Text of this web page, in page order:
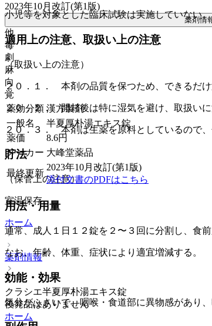
小児等を対象とした臨床試験は実施していない。
適用上の注意、取扱い上の注意
（取扱い上の注意）
２０．１． 本剤の品質を保つため、できるだ
２０．２． 開封後は特に湿気を避け、取扱いに
２０．３． 本剤は生薬を原料としているので、
貯法
（保管上の注意）
室温保存。
ホーム
薬剤情報
クラシエ半夏厚朴湯エキス錠
後発品はありません
ホーム
2023年10月改訂(第1版)
薬剤情
他
毒
劇
麻
向
覚
薬効分類 漢方製剤
一般名
半夏厚朴湯エキス錠
薬価
8.6円
メーカー 大峰堂薬品
最終更新
2023年10月改訂(第1版)
添付文書のPDFはこちら
用法・用量
通常、成人１日１２錠を２〜３回に分割し、食
なお、年齢、体重、症状により適宜増減する。
効能・効果
気分がふさいで、咽喉・食道部に異物感があり